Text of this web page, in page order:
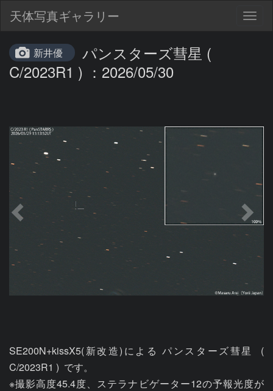
天体写真ギャラリー
新井優
パンスターズ彗星 (
C/2023R1 ) ：2026/05/30
SE200N+kissX5(新改造)による パンスターズ彗星  (
C/2023R1 )  です。
※撮影高度45.4度、ステラナビゲーター12の予報光度が